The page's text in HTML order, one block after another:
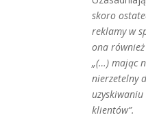
skoro
reklamy w
ona
„(…) mając
nierzetelny
klientów”.